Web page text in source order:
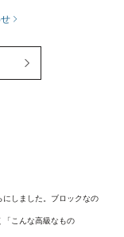
しました。ブロックなの
「こんな高級なもの